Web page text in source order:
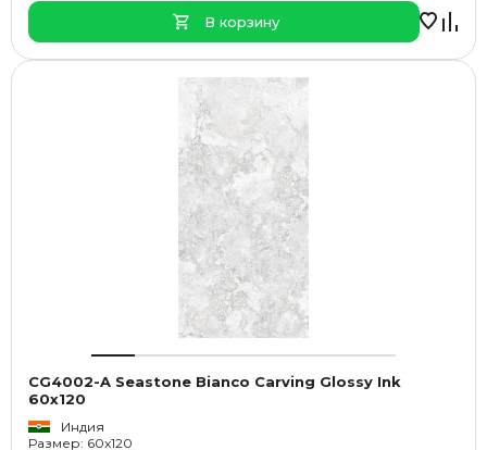
В корзину
CG4002-A Seastone Bianco Carving Glossy Ink
60x120
Индия
Размер: 60x120